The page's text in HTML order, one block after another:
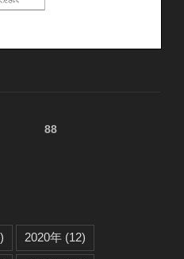
定ページ88
2020年 (12)